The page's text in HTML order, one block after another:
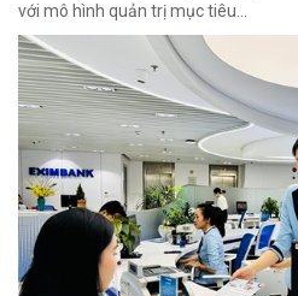
với mô hình quản trị mục tiêu...